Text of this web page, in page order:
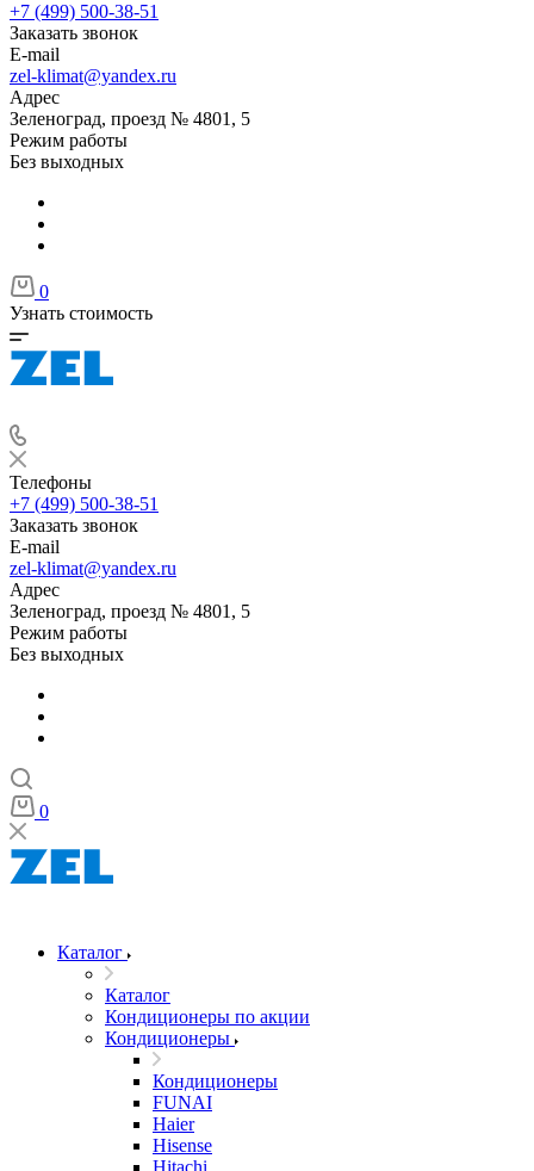
+7 (499) 500-38-51
Заказать звонок
E-mail
zel-klimat@yandex.ru
Адрес
Зеленоград, проезд № 4801, 5
Режим работы
Без выходных
0
Узнать стоимость
Телефоны
+7 (499) 500-38-51
Заказать звонок
E-mail
zel-klimat@yandex.ru
Адрес
Зеленоград, проезд № 4801, 5
Режим работы
Без выходных
0
Каталог
Каталог
Кондиционеры по акции
Кондиционеры
Кондиционеры
FUNAI
Haier
Hisense
Hitachi